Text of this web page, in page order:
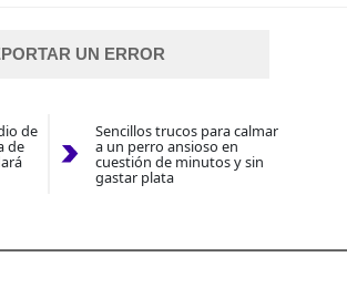
UN ERROR
de
de
Sencillos trucos para calmar
a un perro ansioso en
cuestión de minutos y sin
gastar plata